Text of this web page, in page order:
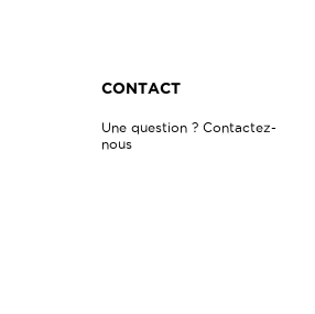
CONTACT
Une question ? Contactez-
nous